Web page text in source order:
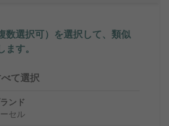
数選択可）を選択して、類似
す。
て選択
ンド
セル